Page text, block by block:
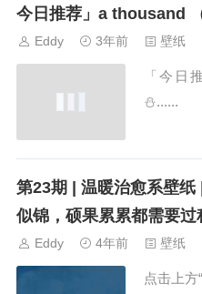
今日推荐」a thousand
Eddy 3年前 壁纸
「今
⛄......
第23期 | 温暖治愈系壁
似锦，硕果累累都需要过
Eddy 4年前 壁纸
点击上方